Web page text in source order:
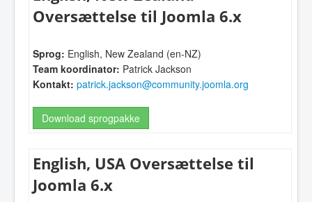
Oversættelse til Joomla 6.x
Sprog: English, New Zealand (en-NZ)
Team koordinator: Patrick Jackson
Kontakt: patrick.jackson@community.joomla.org
Download sprogpakke
English, USA Oversættelse til
Joomla 6.x